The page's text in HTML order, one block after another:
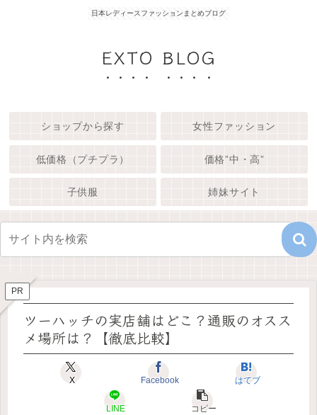
日本レディースファッションまとめブログ
EXTO BLOG
ショップから探す 女性ファッション
低価格（プチプラ） 価格”中・高”
子供服 姉妹サイト
PR
ツーハッチの実店舗はどこ？通販のオスス
メ場所は？【徹底比較】
X Facebook はてブ
LINE コピー